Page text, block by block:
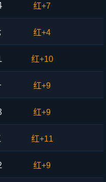
红+7
红+4
红+10
红+9
红+9
红+11
红+9